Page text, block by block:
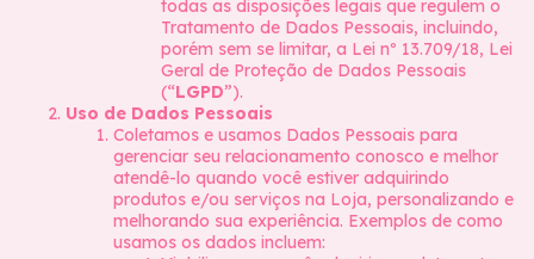
todas as disposições legais que regulem o
Tratamento de Dados Pessoais, incluindo,
porém sem se limitar, a Lei nº 13.709/18, Lei
Geral de Proteção de Dados Pessoais
(“LGPD”).
Uso de Dados Pessoais
Coletamos e usamos Dados Pessoais para
gerenciar seu relacionamento conosco e melhor
atendê-lo quando você estiver adquirindo
produtos e/ou serviços na Loja, personalizando e
melhorando sua experiência. Exemplos de como
usamos os dados incluem: